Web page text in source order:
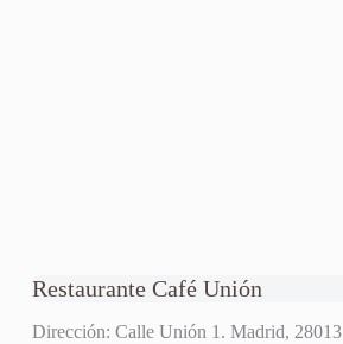
Restaurante Café Unión
Dirección: Calle Unión 1. Madrid, 28013